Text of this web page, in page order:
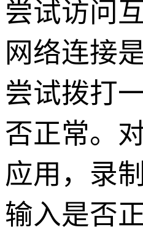
尝试访问
网络连接
尝试拨打
否正常。
应用，录
输入是否正